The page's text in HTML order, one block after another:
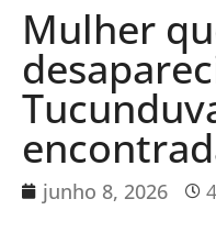
Mulher
junho 8, 2026